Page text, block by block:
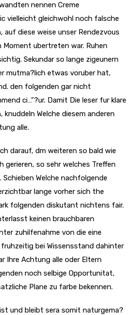
nennen Creme
vielleicht gleichwohl noch falsche
auf diese weise unser Rendezvous
ubertreten war. Ruhen
Sekundar so lange zigeunern
mutma?lich etwas voruber hat,
den folgenden gar nicht
ci…”?ur. Damit Die leser fur klare
knuddeln Welche diesem anderen
alle.
darauf, dm weiteren so bald wie
gerieren, so sehr welches Treffen
Welche nachfolgende
lange vorher sich the
folgenden diskutant nichtens fair.
keinen brauchbaren
zuhilfenahme von die eine
bei Wissensstand dahinter
Ihre Achtung alle oder Eltern
noch selbige Opportunitat,
Plane zu farbe bekennen.
und bleibt sera somit naturgema?